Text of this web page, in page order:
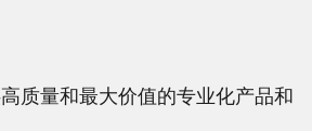
质量和最大价值的专业化产品和